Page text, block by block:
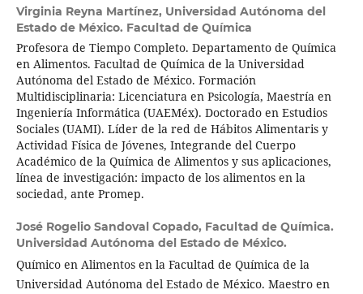
Virginia Reyna Martínez, Universidad Autónoma del
Estado de México. Facultad de Química
Profesora de Tiempo Completo. Departamento de Química
en Alimentos. Facultad de Química de la Universidad
Autónoma del Estado de México. Formación
Multidisciplinaria: Licenciatura en Psicología, Maestría en
Ingeniería Informática (UAEMéx). Doctorado en Estudios
Sociales (UAMI). Líder de la red de Hábitos Alimentaris y
Actividad Física de Jóvenes, Integrande del Cuerpo
Académico de la Química de Alimentos y sus aplicaciones,
línea de investigación: impacto de los alimentos en la
sociedad, ante Promep.
José Rogelio Sandoval Copado, Facultad de Química.
Universidad Autónoma del Estado de México.
Químico en Alimentos en la Facultad de Química de la
Universidad Autónoma del Estado de México. Maestro en